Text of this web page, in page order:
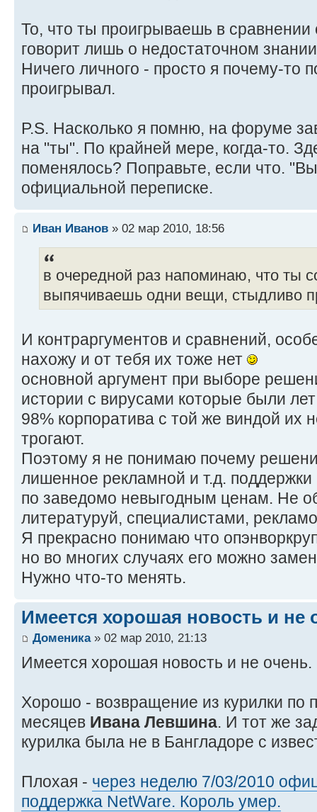
То, что ты проигрываешь в
говорит лишь о недостаточном
Ничего личного - просто я почему-то
проигрывал.
P.S. Насколько я помню, на форуме
на "ты". По крайней мере, когда-то.
поменялось? Поправьте, если что.
официальной переписке.
Иван Иванов » 02 мар 2010, 18:56
в очередной раз напоминаю, что ты
выпячиваешь одни вещи, стыдливо
И контраргументов и сравнений,
нахожу и от тебя их тоже нет
основной аргумент при выборе
истории с вирусами которые были
98% корпоратива с той же виндой их
трогают.
Поэтому я не понимаю почему
лишенное рекламной и т.д.
по заведомо невыгодным ценам. Не
литературуй, специалистами,
Я прекрасно понимаю что
но во многих случаях его можно
Нужно что-то менять.
Имеется хорошая новость и не
Доменика» 02 мар 2010, 21:13
Имеется хорошая новость и не очень.
Хорошо - возвращение из курилки по
месяцев Ивана Левшина. И тот же
курилка была не в Бангладоре с
Плохая - через неделю 7/03/2010
поддержка NetWare. Король умер.